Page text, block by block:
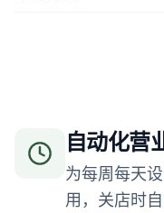
自动化营
为每周每天
用，关店时